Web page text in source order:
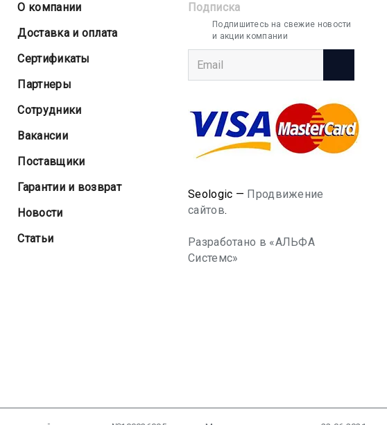
Подписка
Подпишитесь на свежие новости
и акции компании
Seologic — Продвижение
сайтов.
Разработано в «АЛЬФА
Системс»
О компании
Доставка и оплата
Cертификаты
Партнеры
Сотрудники
Вакансии
Поставщики
Гарантии и возврат
Новости
Статьи